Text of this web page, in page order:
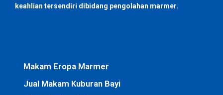
keahlian tersendiri dibidang pengolahan marmer.
Makam Eropa Marmer
Jual Makam Kuburan Bayi